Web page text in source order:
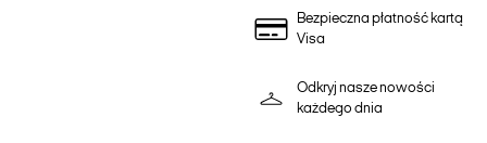
Bezpieczna płatność kartą
Visa
Odkryj nasze nowości
każdego dnia